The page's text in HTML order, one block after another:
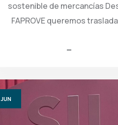
sostenible de mercancías
FAPROVE queremos
JUN